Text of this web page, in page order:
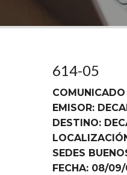
614-05
EMISOR:
DESTINO:
SEDES
FECHA: 08/